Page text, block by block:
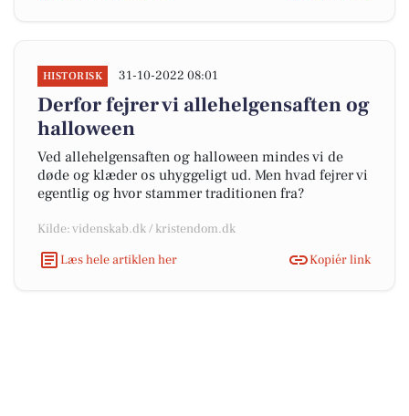
HISTORISK 31-10-2022 08:01
Derfor fejrer vi allehelgensaften og
halloween
Ved allehelgensaften og halloween mindes vi de
døde og klæder os uhyggeligt ud. Men hvad fejrer vi
egentlig og hvor stammer traditionen fra?
Kilde: videnskab.dk / kristendom.dk
Læs hele artiklen her
Kopiér link